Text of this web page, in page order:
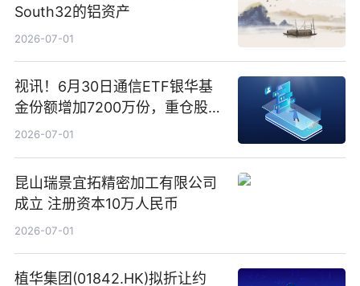
South32的铝资产
2026-07-01
视讯！6月30日通信ETF银华基
金份额增加7200万份，重仓股新
易盛、中际旭创、立讯精密
2026-07-01
昆山瑞景宜拓精密加工有限公司
成立 注册资本10万人民币
2026-07-01
植华集团(01842.HK)拟折让约